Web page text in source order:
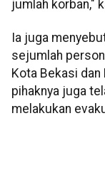
jumlah korban,"
Ia juga
sejumlah
Kota Bekasi dan
pihaknya juga
melakukan